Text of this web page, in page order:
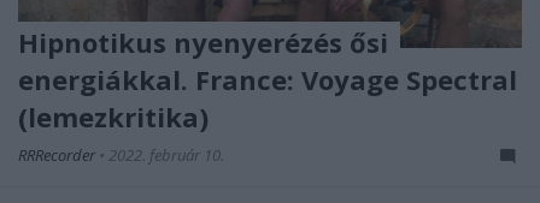
Hipnotikus nyenyerézés ősi
energiákkal. France: Voyage Spectral
(lemezkritika)
RRRecorder • 2022. február 10.